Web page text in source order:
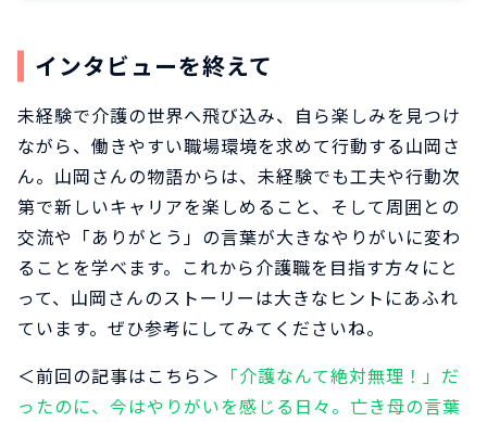
インタビューを終えて
未経験で介護の世界へ飛び込み、自ら楽しみを見つけ
ながら、働きやすい職場環境を求めて行動する山岡さ
ん。山岡さんの物語からは、未経験でも工夫や行動次
第で新しいキャリアを楽しめること、そして周囲との
交流や「ありがとう」の言葉が大きなやりがいに変わ
ることを学べます。これから介護職を目指す方々にと
って、山岡さんのストーリーは大きなヒントにあふれ
ています。ぜひ参考にしてみてくださいね。
＜前回の記事はこちら＞ 「介護なんて絶対無理！」だ
ったのに、今はやりがいを感じる日々。亡き母の言葉